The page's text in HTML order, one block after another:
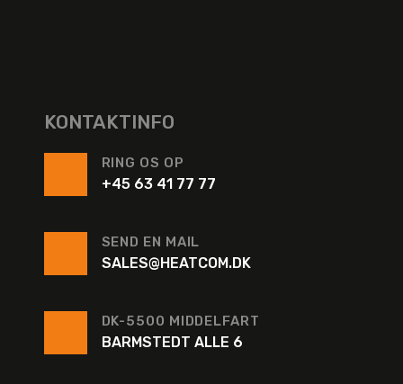
KONTAKTINFO
RING OS OP
+45 63 41 77 77
SEND EN MAIL
SALES@HEATCOM.DK
DK-5500 MIDDELFART
BARMSTEDT ALLE 6